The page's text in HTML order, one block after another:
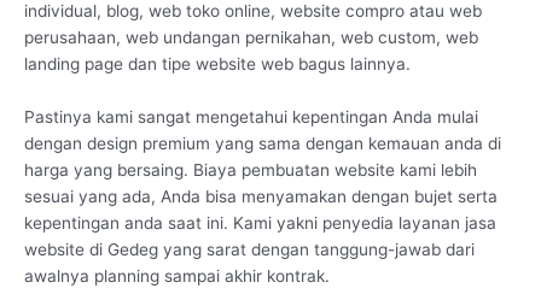
individual, blog, web toko online, website compro atau web
perusahaan, web undangan pernikahan, web custom, web
landing page dan tipe website web bagus lainnya.
Pastinya kami sangat mengetahui kepentingan Anda mulai
dengan design premium yang sama dengan kemauan anda di
harga yang bersaing. Biaya pembuatan website kami lebih
sesuai yang ada, Anda bisa menyamakan dengan bujet serta
kepentingan anda saat ini. Kami yakni penyedia layanan jasa
website di Gedeg yang sarat dengan tanggung-jawab dari
awalnya planning sampai akhir kontrak.